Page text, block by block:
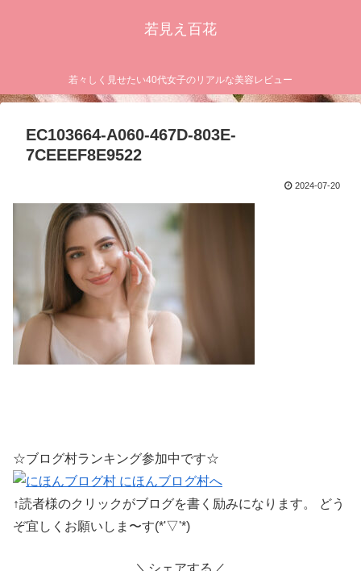
若見え百花
若々しく見せたい40代女子のリアルな美容レビュー
EC103664-A060-467D-803E-
7CEEEF8E9522
2024-07-20
☆ブログ村ランキング参加中です☆
↑読者様のクリックがブログを書く励みになります。 どう
ぞ宜しくお願いしま〜す(*'▽'*)